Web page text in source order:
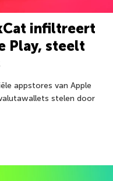
infiltreert
Play, steelt
appstores van Apple
stelen door